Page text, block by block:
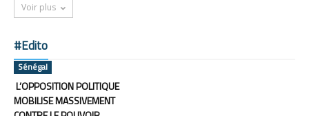
Voir plus
#Edito
Sénégal
L’OPPOSITION POLITIQUE
MOBILISE MASSIVEMENT